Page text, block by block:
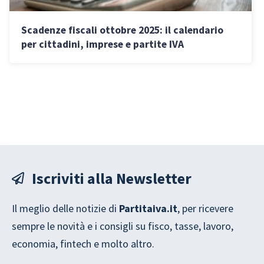
Scadenze fiscali ottobre 2025: il calendario
per cittadini, imprese e partite IVA
Iscriviti alla Newsletter
Il meglio delle notizie di Partitaiva.it, per ricevere
sempre le novità e i consigli su fisco, tasse, lavoro,
economia, fintech e molto altro.